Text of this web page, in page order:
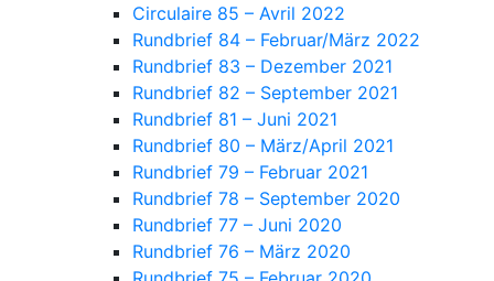
Circulaire 85 – Avril 2022
Rundbrief 84 – Februar/März 2022
Rundbrief 83 – Dezember 2021
Rundbrief 82 – September 2021
Rundbrief 81 – Juni 2021
Rundbrief 80 – März/April 2021
Rundbrief 79 – Februar 2021
Rundbrief 78 – September 2020
Rundbrief 77 – Juni 2020
Rundbrief 76 – März 2020